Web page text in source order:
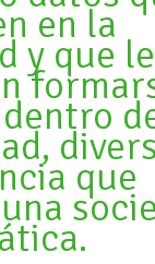
en la
y que
que